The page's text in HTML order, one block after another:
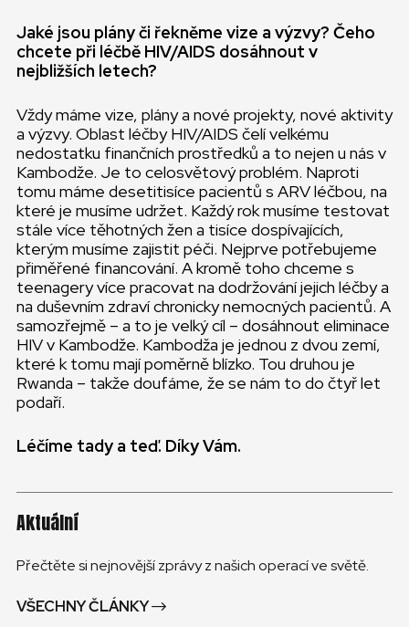
Jaké jsou plány či řekněme vize a výzvy? Čeho
chcete při léčbě HIV/AIDS dosáhnout v
nejbližších letech?
Vždy máme vize, plány a nové projekty, nové aktivity
a výzvy. Oblast léčby HIV/AIDS čelí velkému
nedostatku finančních prostředků a to nejen u nás v
Kambodže. Je to celosvětový problém. Naproti
tomu máme desetitisíce pacientů s ARV léčbou, na
které je musíme udržet. Každý rok musíme testovat
stále více těhotných žen a tisíce dospívajících,
kterým musíme zajistit péči. Nejprve potřebujeme
přiměřené financování. A kromě toho chceme s
teenagery více pracovat na dodržování jejich léčby a
na duševním zdraví chronicky nemocných pacientů. A
samozřejmě – a to je velký cíl – dosáhnout eliminace
HIV v Kambodže. Kambodža je jednou z dvou zemí,
které k tomu mají poměrně blízko. Tou druhou je
Rwanda – takže doufáme, že se nám to do čtyř let
podaří.
Léčíme tady a teď. Díky Vám.
Aktuální
Přečtěte si nejnovější zprávy z našich operací ve světě.
VŠECHNY ČLÁNKY